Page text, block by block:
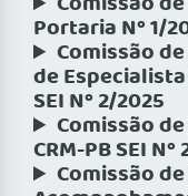
Portaria Nº 1/
Comissão
de Especialista
SEI Nº 2/2025
Comissão
CRM-PB SEI Nº
Comissão